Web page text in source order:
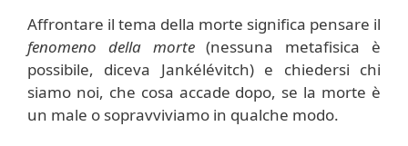
Affrontare il tema della morte significa pensare il
fenomeno della morte(nessuna metafisica è
possibile, diceva Jankélévitch) e chiedersi chi
siamo noi, che cosa accade dopo, se la morte è
un male o sopravviviamo in qualche modo.